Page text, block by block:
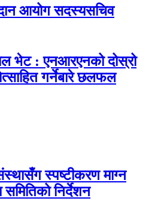
आयोग सदस्यसचिव
भेट : एनआरएनको दोस्रो
गर्नेबारे छलफल
स्पष्टीकरण माग्न
निर्देशन